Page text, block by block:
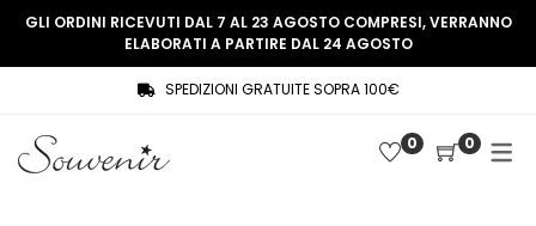
SHOP
Souvenir Privée
COLLEZIONE
THREE WOMEN, ONE MEMORY
GLI ORDINI RICEVUTI DAL 7 AL 23 AGOSTO COMPRESI, VERRANNO
ELABORATI A PARTIRE DAL 24 AGOSTO
SPEDIZIONI GRATUITE SOPRA 100€
0 0